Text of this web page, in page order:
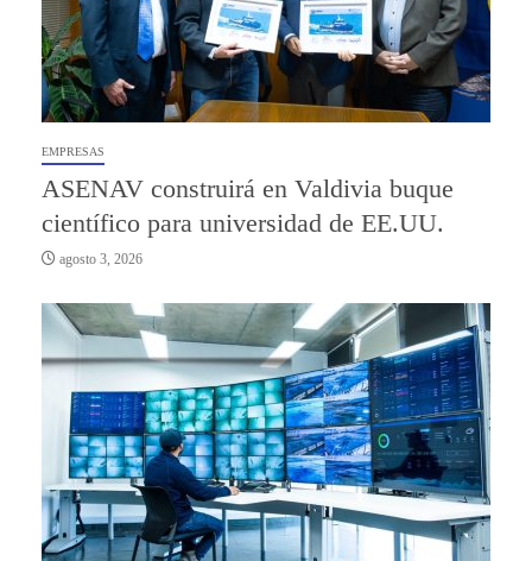
EMPRESAS
ASENAV construirá en Valdivia buque
científico para universidad de EE.UU.
agosto 3, 2026